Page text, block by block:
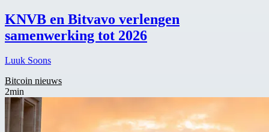
KNVB en Bitvavo verlengen
samenwerking tot 2026
Luuk Soons
Bitcoin nieuws
2min